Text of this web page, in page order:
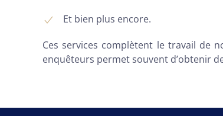
Et bien plus encore.
Ces services complètent le travail de
enquêteurs permet souvent d’obtenir